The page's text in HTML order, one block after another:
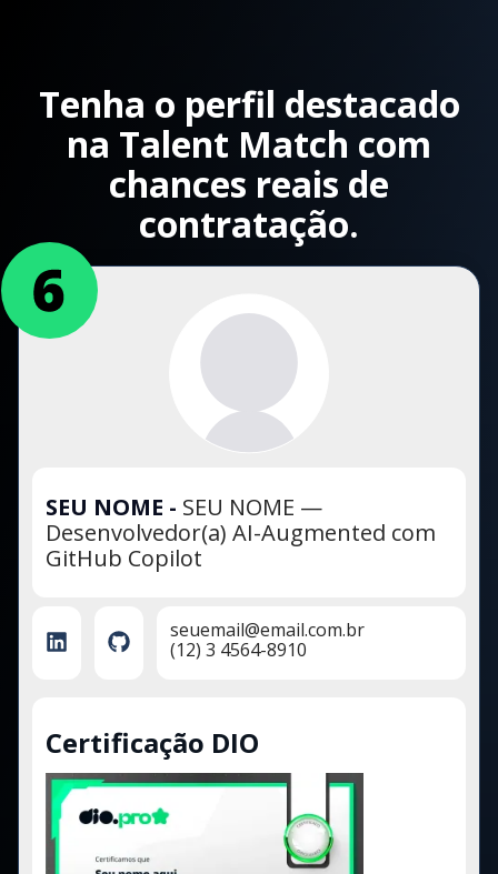
Tenha o perfil destacado
na Talent Match com
chances reais de
contratação.
SEU NOME - SEU NOME —
Desenvolvedor(a) AI-Augmented com
GitHub Copilot
seuemail@email.com.br
(12) 3 4564-8910
Certificação DIO